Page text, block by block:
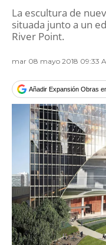
La escultura de
situada junto a un
River Point.
mar 08 mayo 2018 09:33
Añadir Expansión Obras